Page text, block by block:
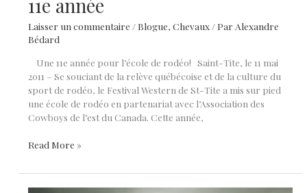
Laisser un commentaire / Blogue,Chevaux / Par Alexandre
Bédard
Une 11e année pour l’école de rodéo! Saint-Tite, le 11 mai
2011 – Se souciant de la relève québécoise et de la culture du
sport de rodéo, le Festival Western de St-Tite a mis sur pied
une école de rodéo en partenariat avec l’Association des
Cowboys de l’est du Canada. Cette année,
École
rodéo
de
Read More »